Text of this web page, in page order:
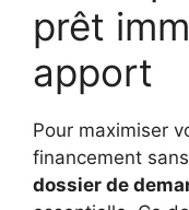
prêt
apport
Pour maximiser
financement
dossier de